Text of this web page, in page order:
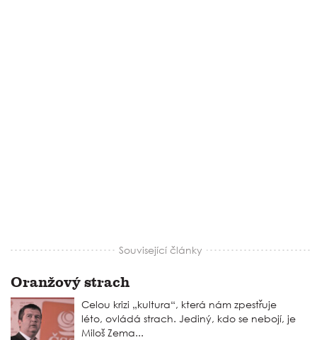
Související články
Oranžový strach
Celou krizi „kultura“, která nám zpestřuje
léto, ovládá strach. Jediný, kdo se nebojí, je
Miloš Zema...